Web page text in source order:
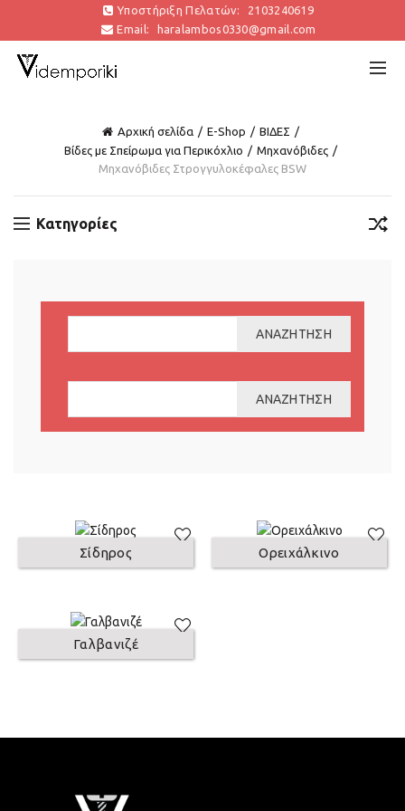
Υποστήριξη Πελατών:
2103240619
Email:
haralambos0330@gmail.com
Αρχική σελίδα E-Shop
ΒΙΔΕΣ
Βίδες με Σπείρωμα για Περικόχλιο
Μηχανόβιδες
Μηχανόβιδες Στρογγυλοκέφαλες BSW
Κατηγορίες
ΑΝΑΖΉΤΗΣΗ
ΑΝΑΖΉΤΗΣΗ
Σίδηρος Ορειχάλκινο
Γαλβανιζέ